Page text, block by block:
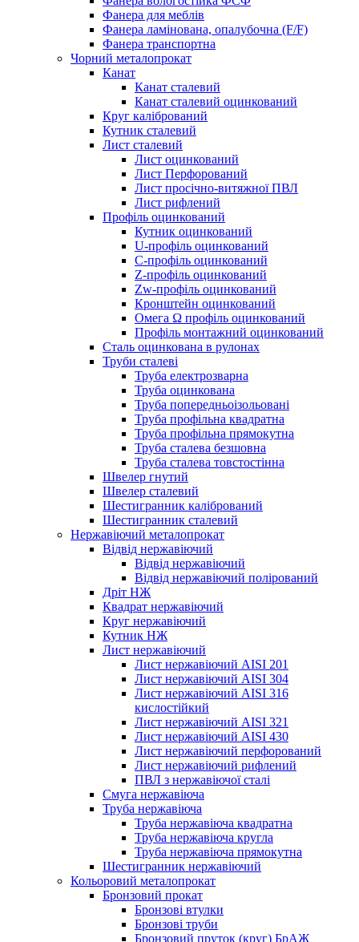
Фанера для меблів
Фанера ламінована, опалубочна (F/F)
Фанера транспортна
Чорний металопрокат
Канат
Канат сталевий
Канат сталевий оцинкований
Круг калібрований
Кутник сталевий
Лист сталевий
Лист оцинкований
Лист Перфорований
Лист просічно-витяжної ПВЛ
Лист рифлений
Профіль оцинкований
Кутник оцинкований
U-профіль оцинкований
С-профіль оцинкований
Z-профіль оцинкований
Zw-профіль оцинкований
Кронштейн оцинкований
Омега Ω профіль оцинкований
Профіль монтажний оцинкований
Сталь оцинкована в рулонах
Труби сталеві
Труба електрозварна
Труба оцинкована
Труба попередньоізольовані
Труба профільна квадратна
Труба профільна прямокутна
Труба сталева безшовна
Труба сталева товстостінна
Швелер гнутий
Швелер сталевий
Шестигранник калібрований
Шестигранник сталевий
Нержавіючий металопрокат
Відвід нержавіючий
Відвід нержавіючий
Відвід нержавіючий полірований
Дріт НЖ
Квадрат нержавіючий
Круг нержавіючий
Кутник НЖ
Лист нержавіючий
Лист нержавіючий AISI 201
Лист нержавіючий AISI 304
Лист нержавіючий AISI 316
кислостійкий
Лист нержавіючий AISI 321
Лист нержавіючий AISI 430
Лист нержавіючий перфорований
Лист нержавіючий рифлений
ПВЛ з нержавіючої сталі
Смуга нержавіюча
Труба нержавіюча
Труба нержавіюча квадратна
Труба нержавіюча кругла
Труба нержавіюча прямокутна
Шестигранник нержавіючий
Кольоровий металопрокат
Бронзовий прокат
Бронзові втулки
Бронзові труби
Бронзовий пруток (круг) БрАЖ